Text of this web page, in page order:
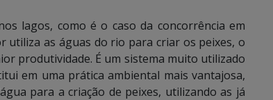
lagos, como é o caso da concorrência em
utiliza as águas do rio para criar os peixes, o
produtividade. É um sistema muito utilizado
em uma prática ambiental mais vantajosa,
para a criação de peixes, utilizando as já